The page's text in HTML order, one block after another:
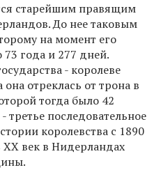
старейшим правящим
До нее таковым
на момент его
года и 277 дней.
- королеве
отреклась от трона в
тогда было 42
третье последовательное
королевства с 1890
век в Нидерландах